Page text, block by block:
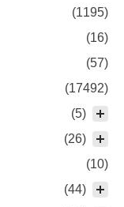
(1195)
(16)
(57)
(17492)
(5)
(26)
(10)
(44)